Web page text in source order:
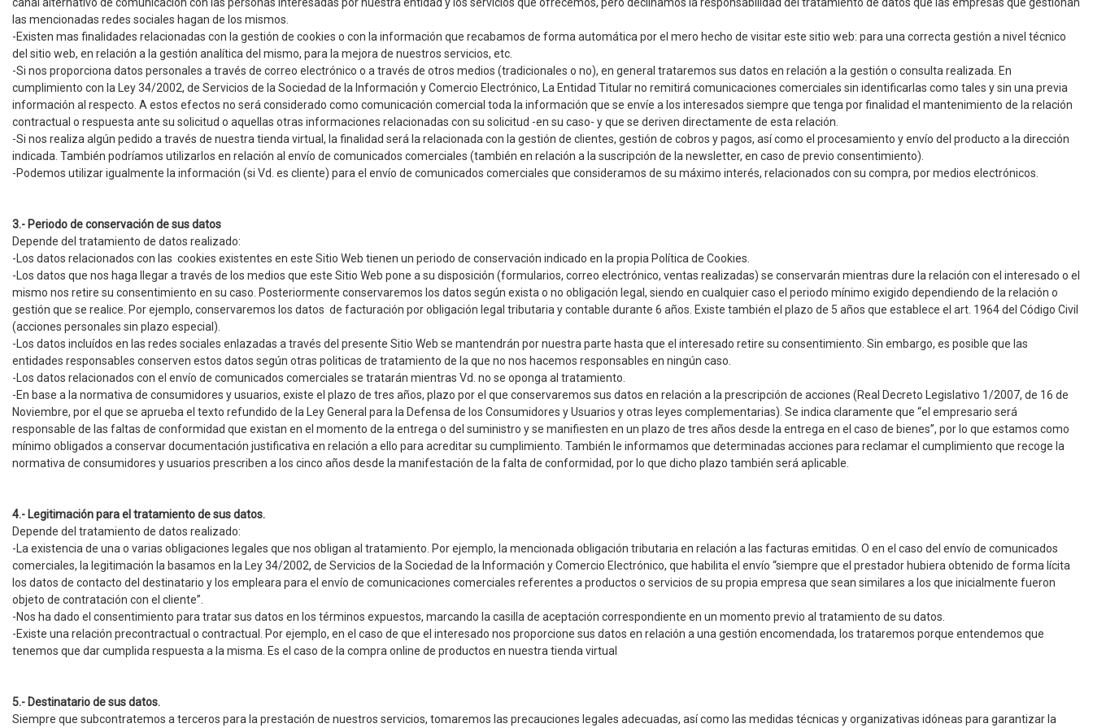
las mencionadas redes sociales hagan de los mismos.
-Existen mas finalidades relacionadas con la gestión de cookies o con la información que recabamos de forma automática por el mero hecho de visitar este sitio web: para una correcta gestión a nivel técnico
del sitio web, en relación a la gestión analítica del mismo, para la mejora de nuestros servicios, etc.
-Si nos proporciona datos personales a través de correo electrónico o a través de otros medios (tradicionales o no), en general trataremos sus datos en relación a la gestión o consulta realizada. En
cumplimiento con la Ley 34/2002, de Servicios de la Sociedad de la Información y Comercio Electrónico, La Entidad Titular no remitirá comunicaciones comerciales sin identificarlas como tales y sin una previa
información al respecto. A estos efectos no será considerado como comunicación comercial toda la información que se envíe a los interesados siempre que tenga por finalidad el mantenimiento de la relación
contractual o respuesta ante su solicitud o aquellas otras informaciones relacionadas con su solicitud -en su caso- y que se deriven directamente de esta relación.
-Si nos realiza algún pedido a través de nuestra tienda virtual, la finalidad será la relacionada con la gestión de clientes, gestión de cobros y pagos, así como el procesamiento y envío del producto a la dirección
indicada. También podríamos utilizarlos en relación al envío de comunicados comerciales (también en relación a la suscripción de la newsletter, en caso de previo consentimiento).
-Podemos utilizar igualmente la información (si Vd. es cliente) para el envío de comunicados comerciales que consideramos de su máximo interés, relacionados con su compra, por medios electrónicos.
3.- Periodo de conservación de sus datos
Depende del tratamiento de datos realizado:
-Los datos relacionados con las cookies existentes en este Sitio Web tienen un periodo de conservación indicado en la propia Política de Cookies.
-Los datos que nos haga llegar a través de los medios que este Sitio Web pone a su disposición (formularios, correo electrónico, ventas realizadas) se conservarán mientras dure la relación con el interesado o el
mismo nos retire su consentimiento en su caso. Posteriormente conservaremos los datos según exista o no obligación legal, siendo en cualquier caso el periodo mínimo exigido dependiendo de la relación o
gestión que se realice. Por ejemplo, conservaremos los datos de facturación por obligación legal tributaria y contable durante 6 años. Existe también el plazo de 5 años que establece el art. 1964 del Código Civil
(acciones personales sin plazo especial).
-Los datos incluídos en las redes sociales enlazadas a través del presente Sitio Web se mantendrán por nuestra parte hasta que el interesado retire su consentimiento. Sin embargo, es posible que las
entidades responsables conserven estos datos según otras politicas de tratamiento de la que no nos hacemos responsables en ningún caso.
-Los datos relacionados con el envío de comunicados comerciales se tratarán mientras Vd. no se oponga al tratamiento.
-En base a la normativa de consumidores y usuarios, existe el plazo de tres años, plazo por el que conservaremos sus datos en relación a la prescripción de acciones (Real Decreto Legislativo 1/2007, de 16 de
Noviembre, por el que se aprueba el texto refundido de la Ley General para la Defensa de los Consumidores y Usuarios y otras leyes complementarias). Se indica claramente que “el empresario será
responsable de las faltas de conformidad que existan en el momento de la entrega o del suministro y se manifiesten en un plazo de tres años desde la entrega en el caso de bienes”, por lo que estamos como
mínimo obligados a conservar documentación justificativa en relación a ello para acreditar su cumplimiento. También le informamos que determinadas acciones para reclamar el cumplimiento que recoge la
normativa de consumidores y usuarios prescriben a los cinco años desde la manifestación de la falta de conformidad, por lo que dicho plazo también será aplicable.
4.- Legitimación para el tratamiento de sus datos.
Depende del tratamiento de datos realizado:
-La existencia de una o varias obligaciones legales que nos obligan al tratamiento. Por ejemplo, la mencionada obligación tributaria en relación a las facturas emitidas. O en el caso del envío de comunicados
comerciales, la legitimación la basamos en la Ley 34/2002, de Servicios de la Sociedad de la Información y Comercio Electrónico, que habilita el envío “siempre que el prestador hubiera obtenido de forma lícita
los datos de contacto del destinatario y los empleara para el envío de comunicaciones comerciales referentes a productos o servicios de su propia empresa que sean similares a los que inicialmente fueron
objeto de contratación con el cliente”.
-Nos ha dado el consentimiento para tratar sus datos en los términos expuestos, marcando la casilla de aceptación correspondiente en un momento previo al tratamiento de su datos.
-Existe una relación precontractual o contractual. Por ejemplo, en el caso de que el interesado nos proporcione sus datos en relación a una gestión encomendada, los trataremos porque entendemos que
tenemos que dar cumplida respuesta a la misma. Es el caso de la compra online de productos en nuestra tienda virtual
5.- Destinatario de sus datos.
Siempre que subcontratemos a terceros para la prestación de nuestros servicios, tomaremos las precauciones legales adecuadas, así como las medidas técnicas y organizativas idóneas para garantizar la
Buscador